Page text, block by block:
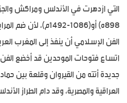
898ه) أو(1086-
الفن الإسلامي أن ينفذ إلى المغرب
اتساع فتوحات الموحدين قد أخضع
جديدة أتته من القيروان وقلعة بين
العراقية والمصرية، وقد دام الطراز